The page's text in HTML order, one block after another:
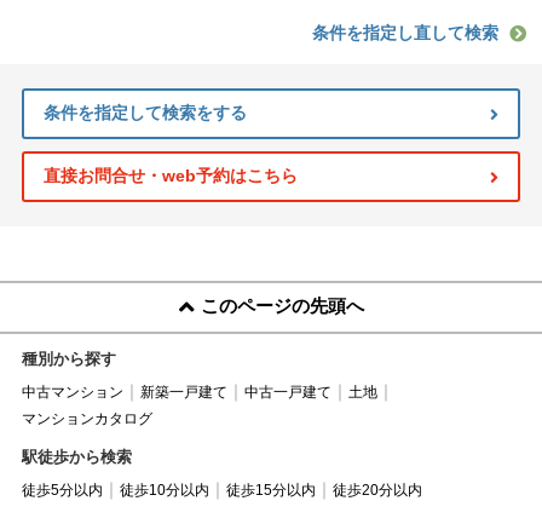
条件を指定し直して検索
条件を指定して検索をする
直接お問合せ・web予約はこちら
このページの先頭へ
種別から探す
中古マンション 新築一戸建て 中古一戸建て
土地
マンションカタログ
駅徒歩から検索
徒歩5分以内 徒歩10分以内 徒歩15分以内 徒歩20分以内